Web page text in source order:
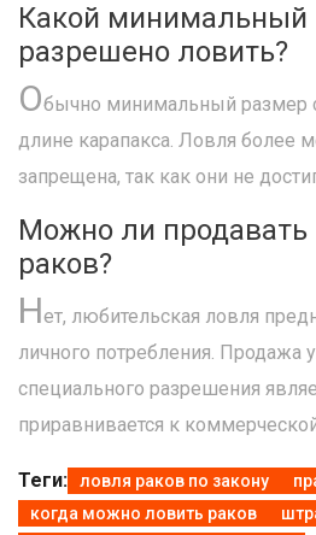
Какой минимальный
разрешено ловить?
Обычно минимальный размер
длине карапакса. Ловля более
запрещена, так как они не
Можно ли
раков?
Нет, любительская ловля
личного потребления. Продажа
специального разрешения
приравнивается к
Теги: ловля раков по закону
когда можно ловить раков